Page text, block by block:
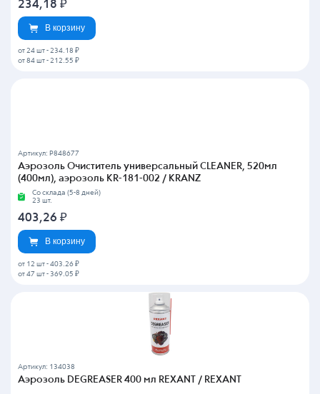
234,18 ₽
В корзину
от 24 шт - 234.18 ₽
от 84 шт - 212.55 ₽
Артикул: P848677
Аэрозоль Очиститель универсальный CLEANER, 520мл
(400мл), аэрозоль KR-181-002 / KRANZ
Со склада (5-8 дней)
23 шт.
403,26 ₽
В корзину
от 12 шт - 403.26 ₽
от 47 шт - 369.05 ₽
Артикул: 134038
Аэрозоль DEGREASER 400 мл REXANT / REXANT